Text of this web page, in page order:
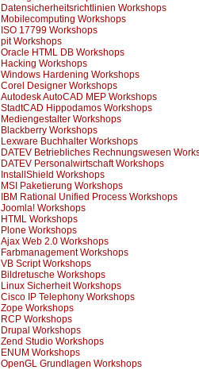
Datensicherheitsrichtlinien Workshops
Mobilecomputing Workshops
ISO 17799 Workshops
pit Workshops
Oracle HTML DB Workshops
Hacking Workshops
Windows Hardening Workshops
Corel Designer Workshops
Autodesk AutoCAD MEP Workshops
StadtCAD Hippodamos Workshops
Mediengestalter Workshops
Blackberry Workshops
Lexware Buchhalter Workshops
DATEV Betriebliches Rechnungswesen
DATEV Personalwirtschaft Workshops
InstallShield Workshops
MSI Paketierung Workshops
IBM Rational Unified Process Workshops
Joomla! Workshops
HTML Workshops
Plone Workshops
Ajax Web 2.0 Workshops
Farbmanagement Workshops
VB Script Workshops
Bildretusche Workshops
Linux Sicherheit Workshops
Cisco IP Telephony Workshops
Zope Workshops
RCP Workshops
Drupal Workshops
Zend Studio Workshops
ENUM Workshops
OpenGL Grundlagen Workshops